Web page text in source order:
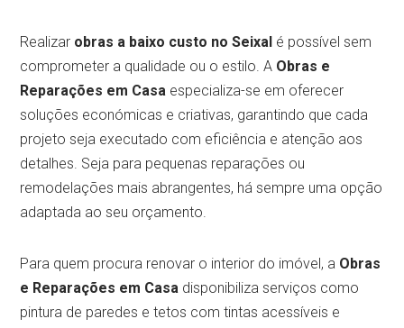
Realizar obras a baixo custo no Seixal é possível sem
comprometer a qualidade ou o estilo. A Obras e
Reparações em Casa especializa-se em oferecer
soluções económicas e criativas, garantindo que cada
projeto seja executado com eficiência e atenção aos
detalhes. Seja para pequenas reparações ou
remodelações mais abrangentes, há sempre uma opção
adaptada ao seu orçamento.
Para quem procura renovar o interior do imóvel, a Obras
e Reparações em Casa disponibiliza serviços como
pintura de paredes e tetos com tintas acessíveis e